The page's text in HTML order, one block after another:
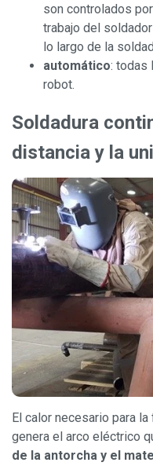
son controlados
trabajo del
lo largo de la
automático: todas
robot.
Soldadura
distancia y la
El calor necesario para
genera el arco eléctrico
de la antorcha y el